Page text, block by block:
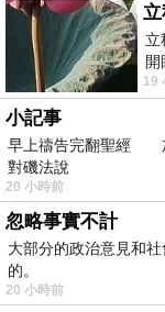
立
開
望
19
小記事
早上禱告完翻聖經
對磯法說
20 小時前
忽略事實不計
大部分的政治意見和
的。
20 小時前